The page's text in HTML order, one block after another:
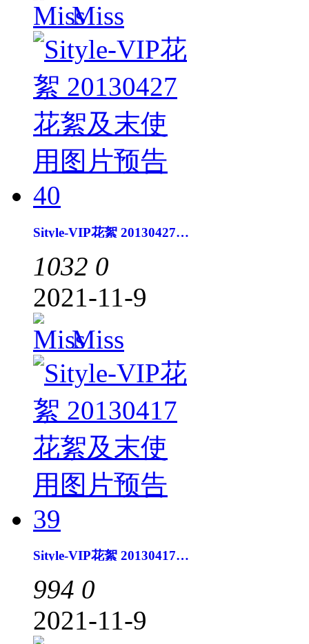
Miss
Sityle-VIP花絮 20130427花絮及末使用图片预告40
1032 0
2021-11-9
Miss
Sityle-VIP花絮 20130417花絮及末使用图片预告39
994 0
2021-11-9